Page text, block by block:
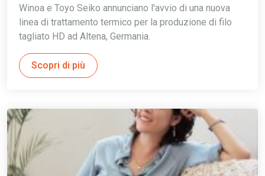
Winoa e Toyo Seiko annunciano l'avvio di una nuova
linea di trattamento termico per la produzione di filo
tagliato HD ad Altena, Germania.
Scopri di più